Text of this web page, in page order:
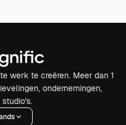
werk te creëren. Meer dan 1
ondernemingen,
studio's.